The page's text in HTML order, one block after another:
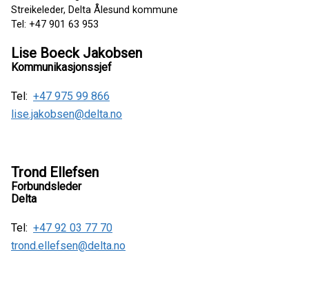
Streikeleder, Delta Ålesund kommune
Tel: +47 901 63 953
Lise Boeck Jakobsen
Kommunikasjonssjef
Tel: +47 975 99 866
lise.jakobsen@delta.no
Trond Ellefsen
Forbundsleder
Delta
Tel: +47 92 03 77 70
trond.ellefsen@delta.no